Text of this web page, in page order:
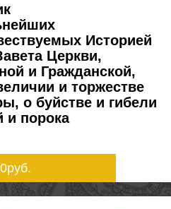
Историей
Церкви,
и Гражданской,
и торжестве
о буйстве и гибели
и порока
руб.